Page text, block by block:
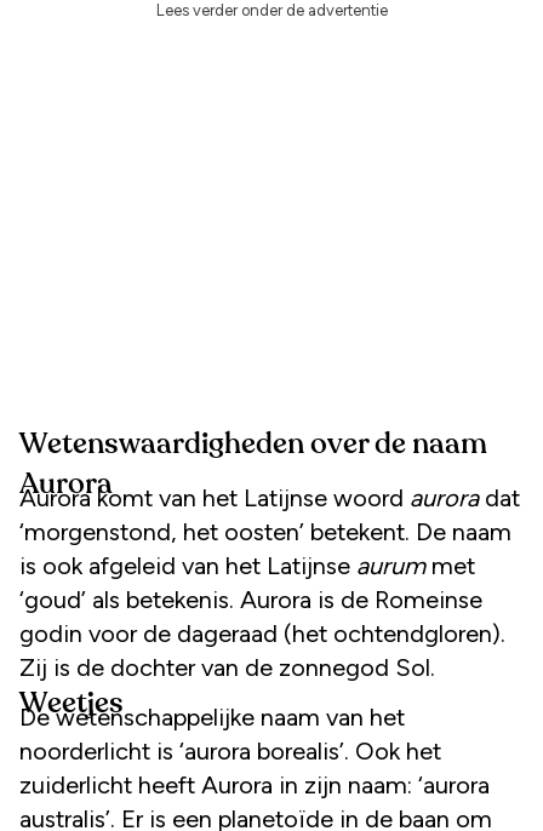
Lees verder onder de advertentie
Wetenswaardigheden over de naam
Aurora
Aurora komt van het Latijnse woord auroradat
‘morgenstond, het oosten’ betekent. De naam
is ook afgeleid van het Latijnse aurummet
‘goud’ als betekenis. Aurora is de Romeinse
godin voor de dageraad (het ochtendgloren).
Zij is de dochter van de zonnegod Sol.
Weetjes
De wetenschappelijke naam van het
noorderlicht is ‘aurora borealis’. Ook het
zuiderlicht heeft Aurora in zijn naam: ‘aurora
australis’. Er is een planetoïde in de baan om